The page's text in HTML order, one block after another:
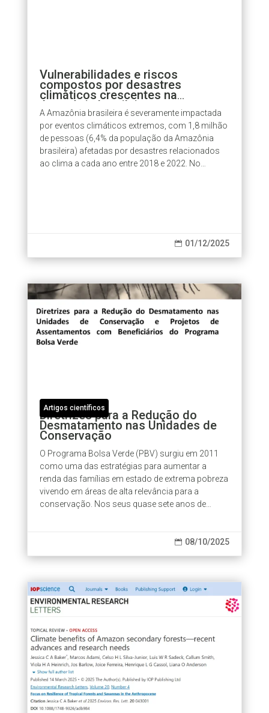
Vulnerabilidades e riscos
compostos por desastres
climáticos crescentes na
Amazônia brasileira
A Amazônia brasileira é severamente impactada
por eventos climáticos extremos, com 1,8 milhão
de pessoas (6,4% da população da Amazônia
brasileira) afetadas por desastres relacionados
ao clima a cada ano entre 2018 e 2022. No
 01/12/2025
Artigos científicos
Diretrizes para a Redução do
Desmatamento nas Unidades de
Conservação
O Programa Bolsa Verde (PBV) surgiu em 2011
como uma das estratégias para aumentar a
renda das famílias em estado de extrema pobreza
vivendo em áreas de alta relevância para a
conservação. Nos seus quase sete anos de
 08/10/2025